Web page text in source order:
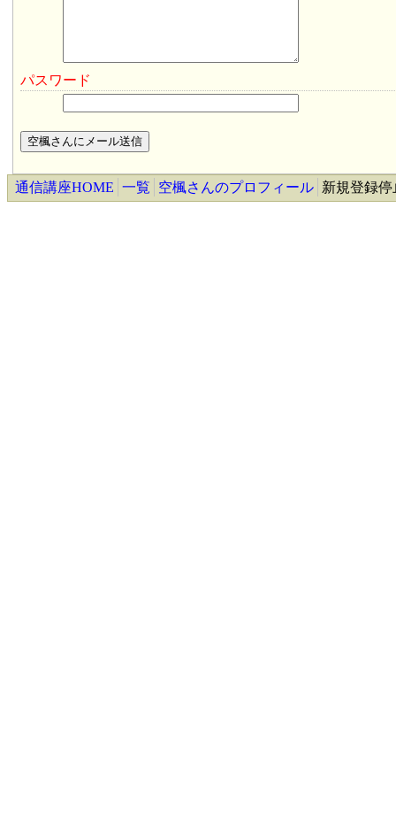
パスワード
通信講座HOME 一覧 空楓さんのプロフィール 新規登録停